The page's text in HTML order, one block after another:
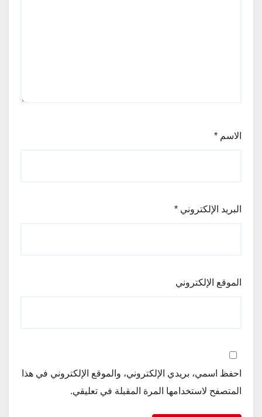
الاسم *
البريد الإلكتروني *
الموقع الإلكتروني
احفظ اسمي، بريدي الإلكتروني، والموقع الإلكتروني في هذا
المتصفح لاستخدامها المرة المقبلة في تعليقي.